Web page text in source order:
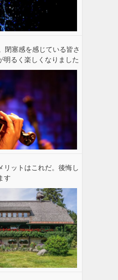
閉塞感を感じている皆さ
明るく楽しくなりました
リットはこれだ。後悔し
す